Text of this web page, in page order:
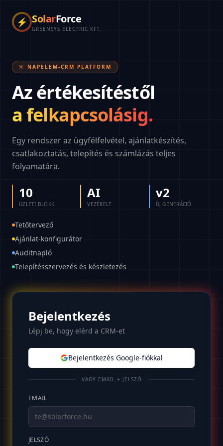
⚡ SolarForce
GREENSYS ELECTRIC KFT.
☀️ NAPELEM-CRM PLATFORM
Az értékesítéstől
a felkapcsolásig.
Egy rendszer az ügyfélfelvétel, ajánlatkészítés,
csatlakoztatás, telepítés és számlázás teljes
folyamatára.
10
ÜZLETI BLOKK
AI
VEZÉRELT
v2
ÚJ GENERÁCIÓ
Tetőtervező
Ajánlat-konfigurátor
Auditnapló
Telepítésszervezés és készletezés
Bejelentkezés
Lépj be, hogy elérd a CRM-et
Bejelentkezés Google-fiókkal
VAGY EMAIL + JELSZÓ
EMAIL
JELSZÓ